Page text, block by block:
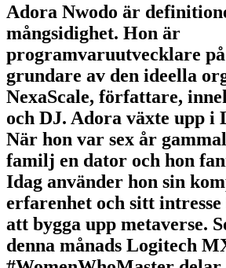
Adora Nwodo är
mångsidighet. Hon är
programvaruutvecklare
grundare av den ideella
NexaScale, författare,
och DJ. Adora växte upp i
När hon var sex år
familj en dator och hon
Idag använder hon sin
erfarenhet och sitt
att bygga upp metaverse.
denna månads Logitech